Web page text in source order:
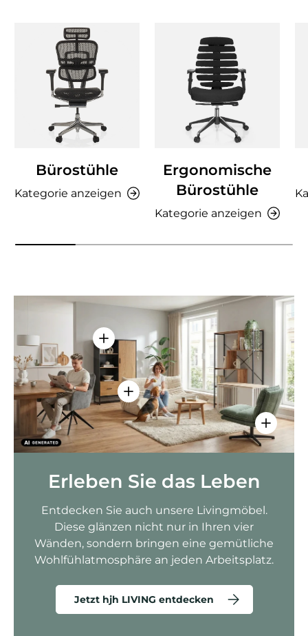
Bürostühle
Kategorie anzeigen
Ergonomische
Bürostühle
Kategorie anzeigen
Einzelheiten anzeigen - AMIO H -
Einzelheiten anzeigen - Sitzolo 2
Erleben Sie das Leben
Entdecken Sie auch unsere Livingmöbel.
Diese glänzen nicht nur in Ihren vier
Wänden, sondern bringen eine gemütliche
Wohlfühlatmosphäre an jeden Arbeitsplatz.
Jetzt hjh LIVING entdecken